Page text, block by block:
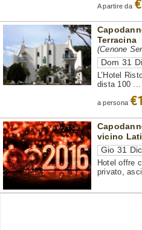
A partire da
Terracina
(Cenone
Dom 31
L’Hotel
dista 100 ...
a persona
vicino
Gio 31 Dic
Hotel offre
privato,